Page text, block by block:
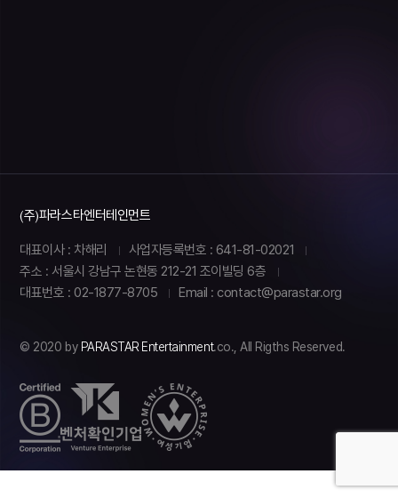
(주)파라스타엔터테인먼트
대표이사 : 차해리
사업자등록번호 : 641-81-02021
주소 : 서울시 강남구 논현동 212-21 조이빌딩 6층
대표번호 : 02-1877-8705
Email : contact@parastar.org
© 2020 by PARASTAR Entertainment.co., All Rigths Reserved.